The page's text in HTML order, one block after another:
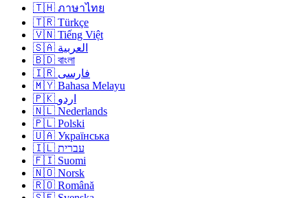
🇹🇭 ภาษาไทย
🇹🇷 Türkçe
🇻🇳 Tiếng Việt
🇸🇦 العربية
🇧🇩 বাংলা
🇮🇷 فارسی
🇲🇾 Bahasa Melayu
🇵🇰 اردو
🇳🇱 Nederlands
🇵🇱 Polski
🇺🇦 Українська
🇮🇱 עברית
🇫🇮 Suomi
🇳🇴 Norsk
🇷🇴 Română